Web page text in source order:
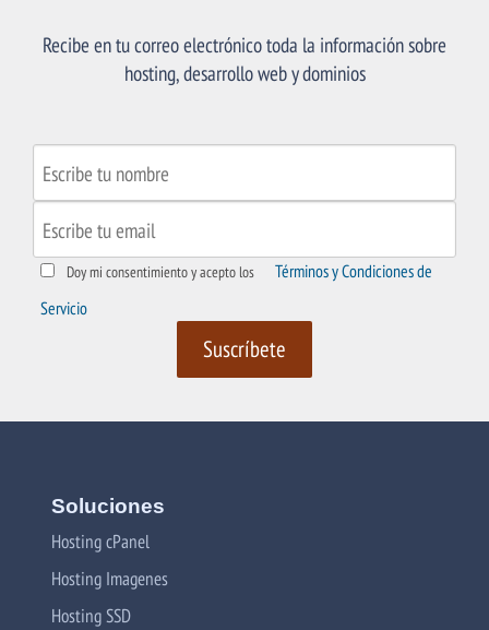
Recibe en tu correo electrónico toda la información sobre
hosting, desarrollo web y dominios
Doy mi consentimiento y acepto los
Términos y Condiciones de
Servicio
Soluciones
Hosting cPanel
Hosting Imagenes
Hosting SSD